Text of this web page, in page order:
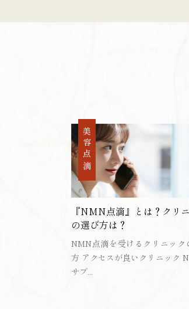
美容点滴
『NMN点滴』とは？クリ
の選び方は？
NMN点滴を受けるクリニック
方 アクセスが良いクリニック
サプ...